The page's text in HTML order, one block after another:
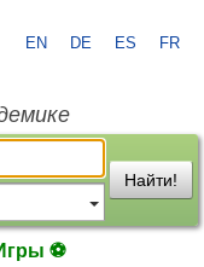
EN DE ES FR
Найти!
⚽